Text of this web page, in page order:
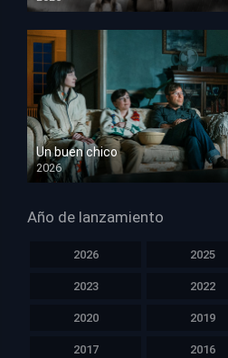
HD 1080p
Un buen chico
2026
HD 1080p
Año de lanzamiento
2026 2025
2023 2022
2020 2019
2017 2016